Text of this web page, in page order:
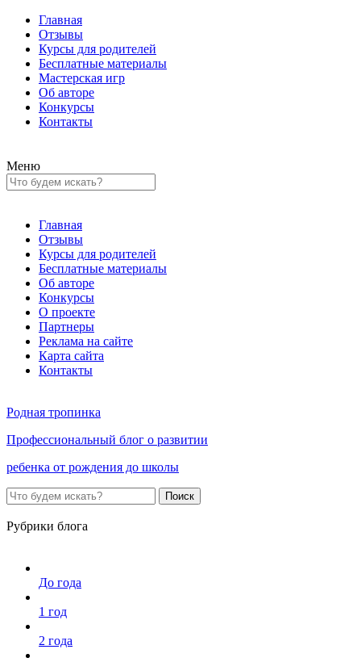
Главная
Отзывы
Курсы для родителей
Бесплатные материалы
Мастерская игр
Об авторе
Конкурсы
Контакты
Меню
Главная
Отзывы
Курсы для родителей
Бесплатные материалы
Об авторе
Конкурсы
О проекте
Партнеры
Реклама на сайте
Карта сайта
Контакты
Родная тропинка
Профессиональный блог о развитии
ребенка от рождения до школы
Поиск
Рубрики блога
До года
1 год
2 года